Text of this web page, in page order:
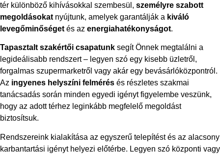
tér különböző kihívásokkal szembesül, személyre szabott
megoldásokat nyújtunk, amelyek garantálják a kiváló
levegőminőséget és az energiahatékonyságot.
Tapasztalt szakértői csapatunk segít Önnek megtalálni a
legideálisabb rendszert – legyen szó egy kisebb üzletről,
forgalmas szupermarketről vagy akár egy bevásárlóközpontról.
Az ingyenes helyszíni felmérés és részletes szakmai
tanácsadás során minden egyedi igényt figyelembe veszünk,
hogy az adott térhez leginkább megfelelő megoldást
biztosítsuk.
Rendszereink kialakítása az egyszerű telepítést és az alacsony
karbantartási igényt helyezi előtérbe. Legyen szó központi vagy